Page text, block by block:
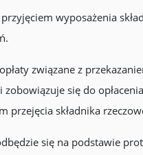
wyposażenia
związane z
się do
przejęcia składnika
się na podstawie